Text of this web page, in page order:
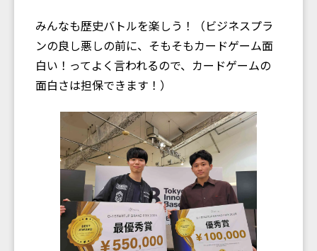
みんなも歴史バトルを楽しう！（ビジネスプラ
ンの良し悪しの前に、そもそもカードゲーム面
白い！ってよく言われるので、カードゲームの
面白さは担保できます！）